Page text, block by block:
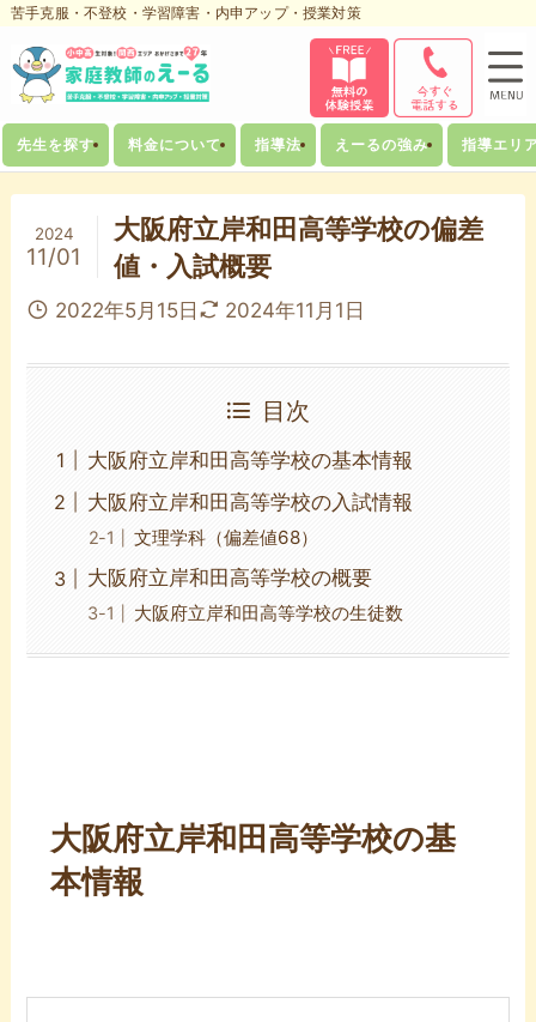
苦手克服・不登校・学習障害・内申アップ・授業対策
先生を探す 料金について 指導法 えーるの強み 指導エリ
大阪府立岸和田高等学校の偏差
値・入試概要
2024
11/01
2022年5月15日 2024年11月1日
目次
大阪府立岸和田高等学校の基本情報
大阪府立岸和田高等学校の入試情報
文理学科（偏差値68）
大阪府立岸和田高等学校の概要
大阪府立岸和田高等学校の生徒数
大阪府立岸和田高等学校の基
本情報